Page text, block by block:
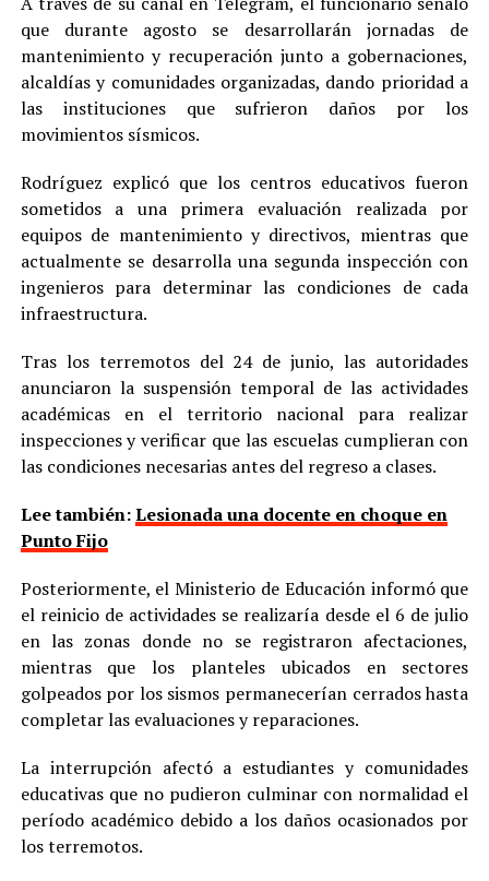
que durante agosto se desarrollarán jornadas de
mantenimiento y recuperación junto a gobernaciones,
alcaldías y comunidades organizadas, dando prioridad a
las instituciones que sufrieron daños por los
movimientos sísmicos.
Rodríguez explicó que los centros educativos fueron
sometidos a una primera evaluación realizada por
equipos de mantenimiento y directivos, mientras que
actualmente se desarrolla una segunda inspección con
ingenieros para determinar las condiciones de cada
infraestructura.
Tras los terremotos del 24 de junio, las autoridades
anunciaron la suspensión temporal de las actividades
académicas en el territorio nacional para realizar
inspecciones y verificar que las escuelas cumplieran con
las condiciones necesarias antes del regreso a clases.
Lee también:Lesionada una docente en choque en
Punto Fijo
Posteriormente, el Ministerio de Educación informó que
el reinicio de actividades se realizaría desde el 6 de julio
en las zonas donde no se registraron afectaciones,
mientras que los planteles ubicados en sectores
golpeados por los sismos permanecerían cerrados hasta
completar las evaluaciones y reparaciones.
La interrupción afectó a estudiantes y comunidades
educativas que no pudieron culminar con normalidad el
período académico debido a los daños ocasionados por
los terremotos.